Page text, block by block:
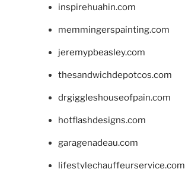
inspirehuahin.com
memmingerspainting.com
jeremypbeasley.com
thesandwichdepotcos.com
drgiggleshouseofpain.com
hotflashdesigns.com
garagenadeau.com
lifestylechauffeurservice.com